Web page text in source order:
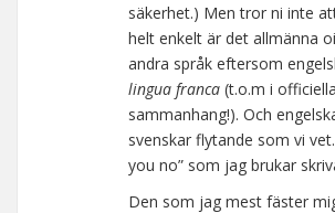
säkerhet.) Men tror ni inte
helt enkelt är det allmänna
andra språk eftersom
lingua franca (t.o.m i
sammanhang!). Och
svenskar flytande som vi
you no” som jag brukar
Den som jag mest fäster